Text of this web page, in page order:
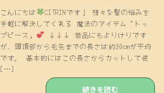
こんにちは
CITRINです！ 様々な髪の悩みを
手軽に解決してくれる 魔法のアイテム「トッ
プピース」
↓↓↓ 商品にもよりけりです
が、頭頂部から毛先までの長さは約30cmが平均
です。 基本的にはこの長さからカットして使
[…]
続きを読む